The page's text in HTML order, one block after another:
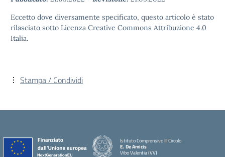
Eccetto dove diversamente specificato, questo articolo è stato
rilasciato sotto Licenza Creative Commons Attribuzione 4.0
Italia.
Stampa / Condividi
Istituto Comprensivo III Circolo
E. De Amicis
Vibo Valentia (VV)